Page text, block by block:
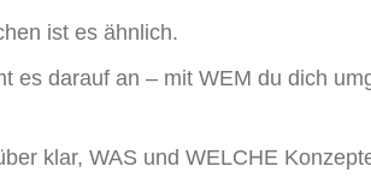
ist es ähnlich.
es darauf an – mit WEM du dich
klar, WAS und WELCHE